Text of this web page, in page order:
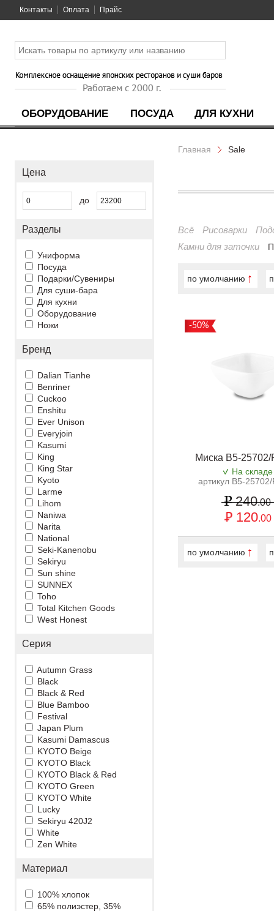
Контакты Оплата Прайс
ОБОРУДОВАНИЕ ПОСУДА ДЛЯ КУХНИ
Цена
до
Разделы
Униформа
Посуда
Подарки/Сувениры
Для суши-бара
Для кухни
Оборудование
Ножи
Бренд
Dalian Tianhe
Benriner
Cuckoo
Enshitu
Ever Unison
Everyjoin
Kasumi
King
King Star
Kyoto
Larme
Lihom
Naniwa
Narita
National
Seki-Kanenobu
Sekiryu
Sun shine
SUNNEX
Toho
Total Kitchen Goods
West Honest
Серия
Autumn Grass
Black
Black & Red
Blue Bamboo
Festival
Japan Plum
Kasumi Damascus
KYOTO Beige
KYOTO Black
KYOTO Black & Red
KYOTO Green
KYOTO White
Lucky
Sekiryu 420J2
White
Zen White
Материал
100% хлопок
65% полиэстер, 35%
Главная Sale
Всё Рисоварки
Камни для заточки
по умолчанию
-50%
Миска B5-25702/
На складе
артикул B5-
240.00
120.00
по умолчанию